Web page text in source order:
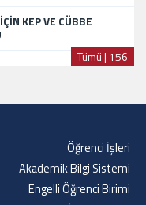
KEP VE CÜBBE
Tümü | 156
Öğrenci İşleri
Akademik Bilgi Sistemi
Engelli Öğrenci Birimi